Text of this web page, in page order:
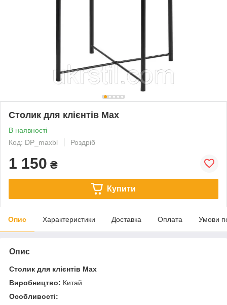
Столик для клієнтів Max
В наявності
Код: DP_maxbl
Роздріб
1 150 ₴
Купити
Опис Характеристики Доставка Оплата Умови
Опис
Столик для клієнтів Max
Виробництво: Китай
Особливості: